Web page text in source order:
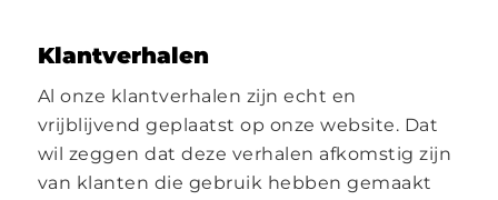
Klantverhalen
Al onze klantverhalen zijn echt en
vrijblijvend geplaatst op onze website. Dat
wil zeggen dat deze verhalen afkomstig zijn
van klanten die gebruik hebben gemaakt